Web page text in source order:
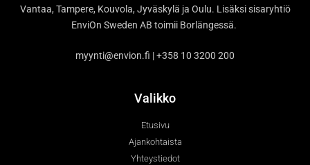
Vantaa, Tampere, Kouvola, Jyväskylä ja Oulu. Lisäksi sisaryhtiö
EnviOn Sweden AB toimii Borlängessä.
myynti@envion.fi | +358 10 3200 200
Valikko
Etusivu
Ajankohtaista
Yhteystiedot